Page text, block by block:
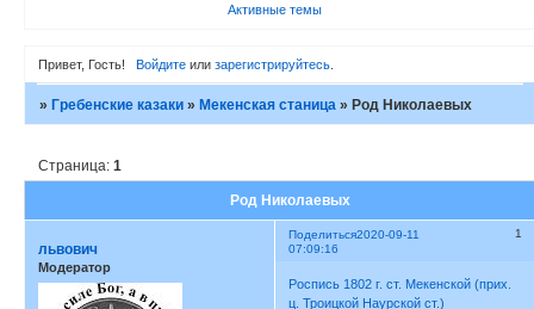
Активные темы
Привет, Гость! Войдитеили зарегистрируйтесь.
»Гребенские казаки »Мекенская станица »Род Николаевых
Род Николаевых
Страница:1
Поделиться 1
2020-09-11
07:09:16
львович
Модератор
Роспись 1802 г. ст. Мекенской (прих.
ц. Троицкой Наурской ст.)